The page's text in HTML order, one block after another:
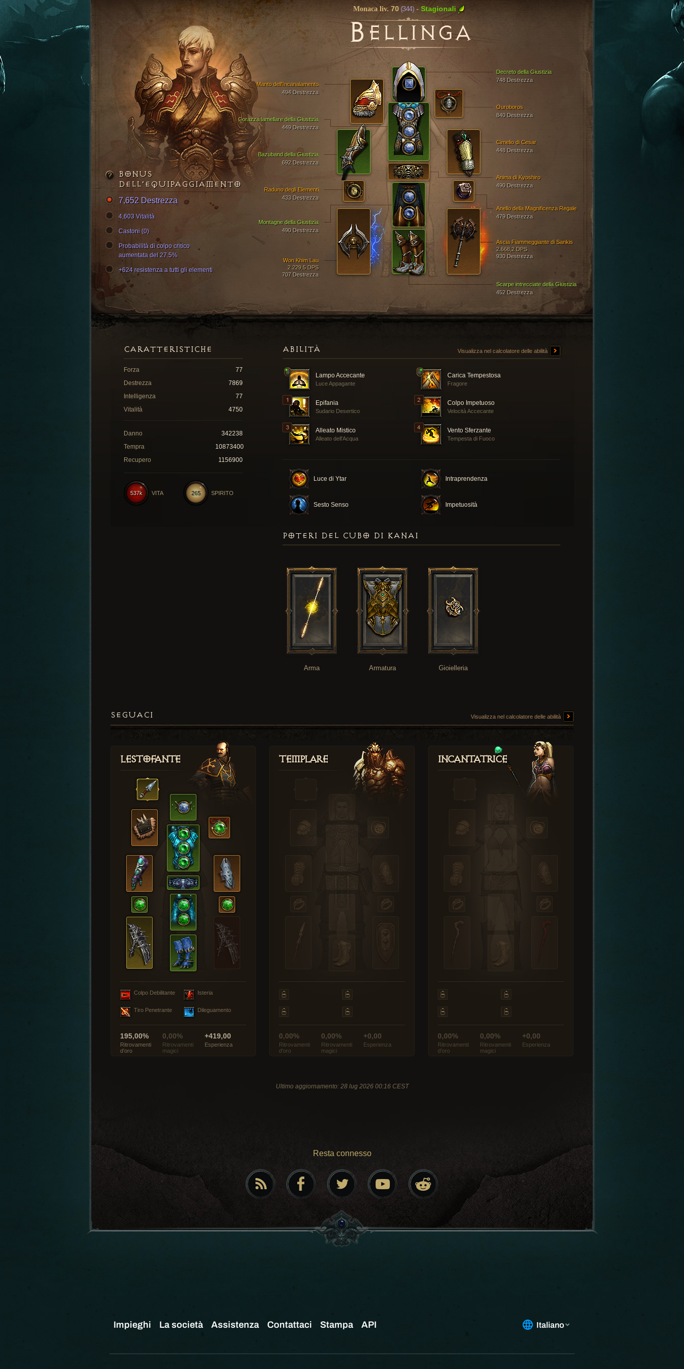
Monaca liv.70 (344) - Stagionali
BELLINGA
Decreto della Giustizia
748 Destrezza
Corazza lamellare della Giustizia
449 Destrezza
Scarpe intrecciate della Giustizia
452 Destrezza
Bazuband della Giustizia
692 Destrezza
Manto dell'Incanalamento
494 Destrezza
Montagne della Giustizia
490 Destrezza
Cimelio di Cesar
448 Destrezza
Won Khim Lau
2.229,5 DPS
707 Destrezza
Ascia Fiammeggiante di Sankis
2.668,2 DPS
930 Destrezza
Anima di Kyoshiro
490 Destrezza
Anello della Magnificenza Regale
479 Destrezza
Raduno degli Elementi
433 Destrezza
Ouroboros
840 Destrezza
BONUS
DELL’EQUIPAGGIAMENTO
7,652 Destrezza
4,603 Vitalità
Castoni (0)
Probabilità di colpo critico
aumentata del 27.5%
+624 resistenza a tutti gli elementi
ABILITÀ Visualizza nel calcolatore delle abilità
Lampo Accecante
Luce Appagante
Carica Tempestosa
Fragore
Epifania
Sudario Desertico
Colpo Impetuoso
Velocità Accecante
Alleato Mistico
Alleato dell'Acqua
Vento Sferzante
Tempesta di Fuoco
Luce di Ytar Intraprendenza
Sesto Senso Impetuosità
CARATTERISTICHE
Forza
77
Destrezza
7869
Intelligenza
77
Vitalità
4750
Danno
342238
Tempra
10873400
Recupero
1156900
265 SPIRITO
537k VITA
POTERI DEL CUBO DI KANAI
Arma Armatura Gioielleria
SEGUACI Visualizza nel calcolatore delle abilità
Lestofante
Colpo Debilitante Isteria
Tiro Penetrante Dileguamento
195,00%
Ritrovamenti
d’oro
0,00%
Ritrovamenti
magici
+419,00
Esperienza
Templare
0,00%
Ritrovamenti
d’oro
0,00%
Ritrovamenti
magici
+0,00
Esperienza
Incantatrice
0,00%
Ritrovamenti
d’oro
0,00%
Ritrovamenti
magici
+0,00
Esperienza
Ultimo aggiornamento: 28 lug 2026 00:16 CEST
Resta connesso